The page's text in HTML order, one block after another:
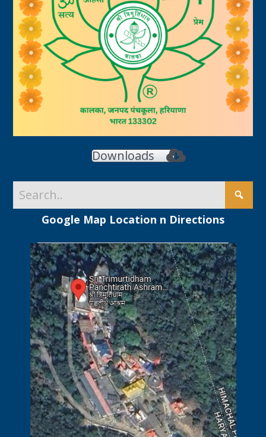
Downloads
Google Map Location n Directions